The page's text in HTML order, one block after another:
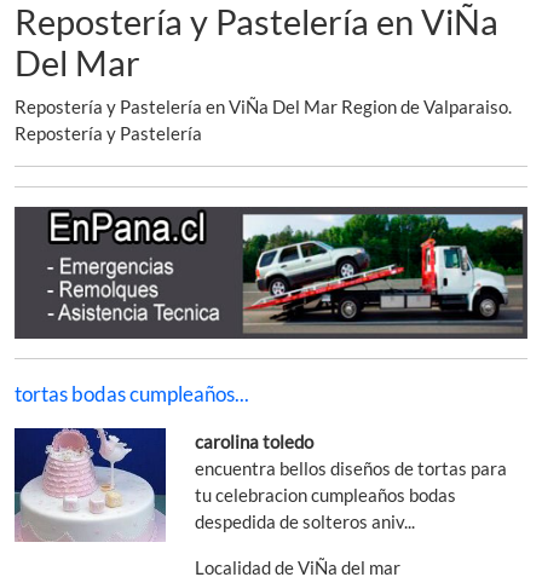
Repostería y Pastelería en ViÑa
Del Mar
Repostería y Pastelería en ViÑa Del Mar Region de Valparaiso.
Repostería y Pastelería
tortas bodas cumpleaños...
carolina toledo
encuentra bellos diseños de tortas para
tu celebracion cumpleaños bodas
despedida de solteros aniv...
Localidad de ViÑa del mar